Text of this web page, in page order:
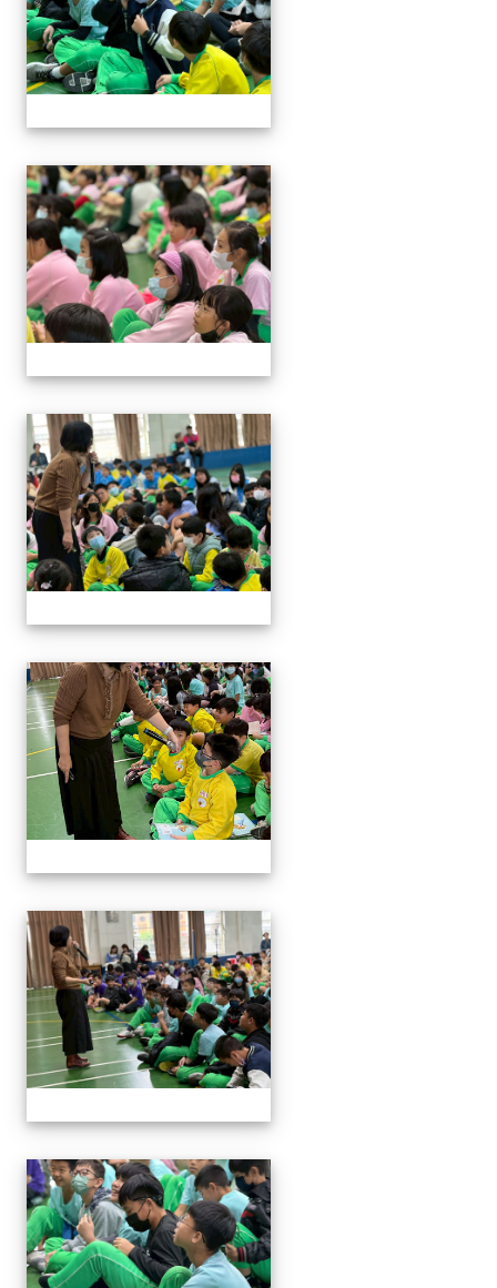
114與作家有約_林佑儒老師
114與作家有約_林佑儒老師
114與作家有約_林佑儒老師
114與作家有約_林佑儒老師